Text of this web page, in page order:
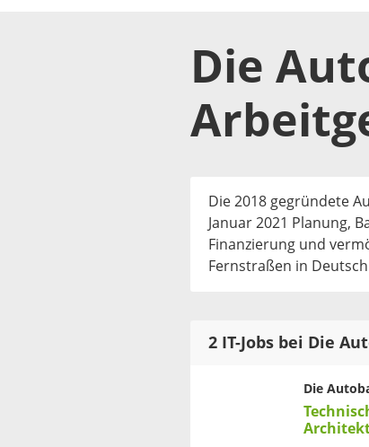
Die
Die 2018 gegründete
Januar 2021 Planung,
Finanzierung und
Fernstraßen in
2 IT-Jobs bei Die
Die